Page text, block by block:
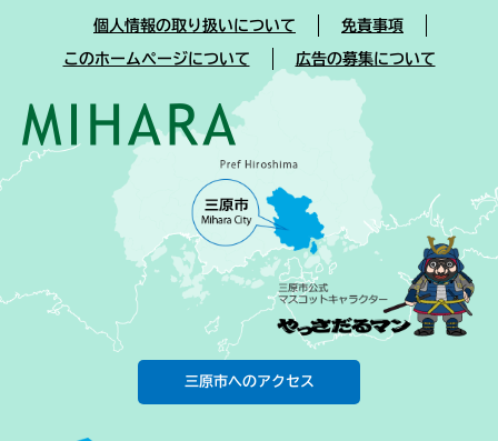
個人情報の取り扱いについて 免責事項
このホームページについて 広告の募集について
三原市へのアクセス